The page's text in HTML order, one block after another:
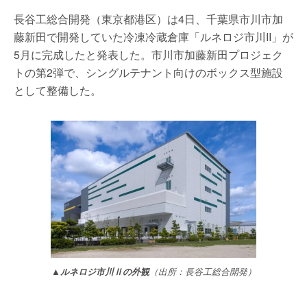
長谷工総合開発（東京都港区）は4日、千葉県市川市加
藤新田で開発していた冷凍冷蔵倉庫「ルネロジ市川II」が
5月に完成したと発表した。市川市加藤新田プロジェク
トの第2弾で、シングルテナント向けのボックス型施設
として整備した。
▲ルネロジ市川Ⅱの外観（出所：長谷工総合開発）